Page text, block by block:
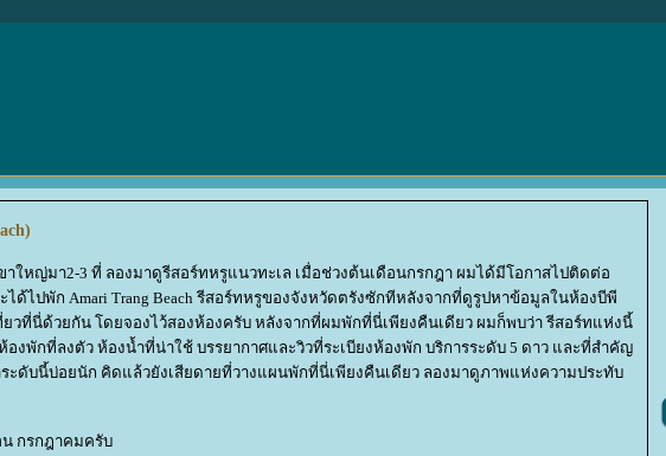
ใหญ่มา2-3 ที่ ลองมาดูรีสอร์ทหรูแนวทะเล เมื่อช่วงต้นเดือนกรกฎา ผมได้มีโอกาสไปติดต่อ
ด้ไปพัก Amari Trang Beach รีสอร์ทหรูของจังหวัดตรังซักทีหลังจากที่ดูรูปหาข้อมูลในห้องบีพี
วที่นี่ด้วยกัน โดยจองไว้สองห้องครับ หลังจากที่ผมพักที่นี่เพียงคืนเดียว ผมก็พบว่า รีสอร์ทแห่งนี้
พักที่ลงตัว ห้องน้ำที่น่าใช้ บรรยากาศและวิวที่ระเบียงห้องพัก บริการระดับ 5 ดาว และที่สำคัญ
ดับนี้บ่อยนัก คิดแล้วยังเสียดายที่วางแผนพักที่นี่เพียงคืนเดียว ลองมาดูภาพแห่งความประทับ
น กรกฎาคมครับ